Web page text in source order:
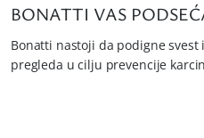
BONATTI VAS
Bonatti nastoji da podigne svest
pregleda u cilju prevencije